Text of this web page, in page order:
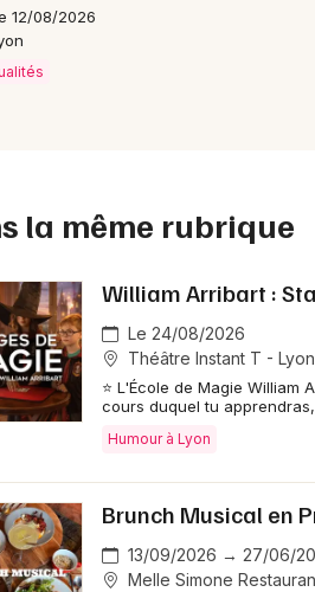
12/08/2026
la même rubrique
William Arribart :
Le 24/08/2026
Théâtre Instant T - Lyon
⭐ L'École de Magie
cours duquel tu
Humour à Lyon
Brunch Musical en
13/09/2026 → 27/06/
Melle Simone